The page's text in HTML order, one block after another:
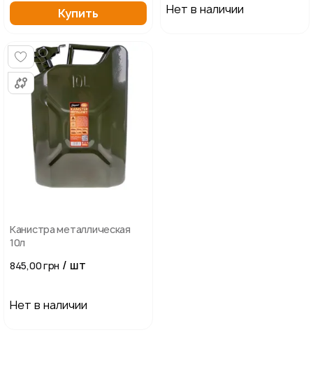
Купить Нет в наличии
Канистра металлическая
10л
845,00 грн / шт
Нет в наличии